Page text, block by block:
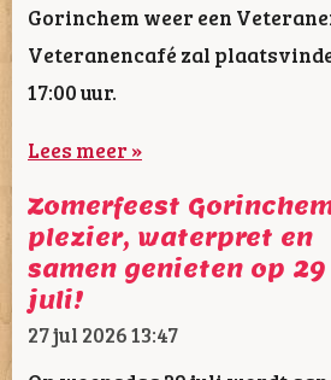
Gorinchem weer een
Veteranencafé zal
17:00 uur.
Lees meer »
Zomerfeest
plezier, waterpret en
samen genieten op 29
juli!
27 jul 202613:47